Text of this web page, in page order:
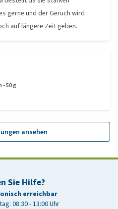
gerne und der Geruch wird
auf längere Zeit geben.
- 50 g
ansehen
Sie Hilfe?
erreichbar
08:30 - 13:00 Uhr